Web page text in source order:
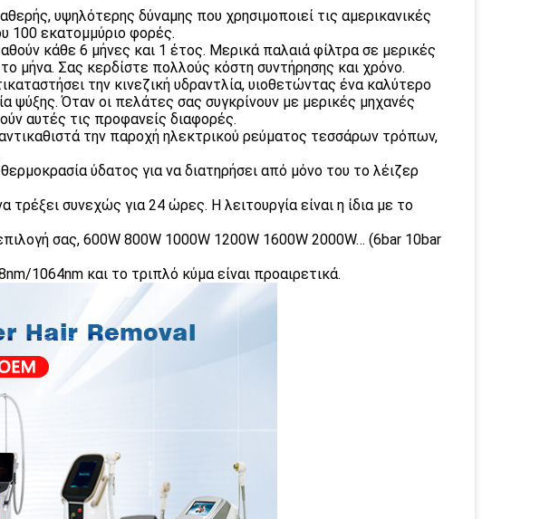
υψηλότερης δύναμης που χρησιμοποιεί τις αμερικανικές
100 εκατομμύριο φορές.
κάθε 6 μήνες και 1 έτος. Μερικά παλαιά φίλτρα σε μερικές
μήνα. Σας κερδίστε πολλούς κόστη συντήρησης και χρόνο.
την κινεζική υδραντλία, υιοθετώντας ένα καλύτερο
ψύξης. Όταν οι πελάτες σας συγκρίνουν με μερικές μηχανές
αυτές τις προφανείς διαφορές.
την παροχή ηλεκτρικού ρεύματος τεσσάρων τρόπων,
ύδατος για να διατηρήσει από μόνο του το λέιζερ
τρέξει συνεχώς για 24 ώρες. Η λειτουργία είναι η ίδια με το
σας, 600W 800W 1000W 1200W 1600W 2000W… (6bar 10bar
1064nm και το τριπλό κύμα είναι προαιρετικά.